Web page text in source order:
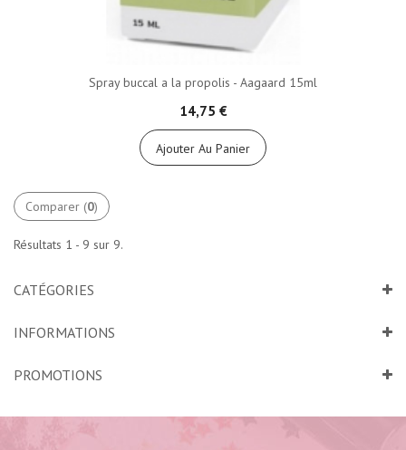
Spray buccal a la propolis - Aagaard 15ml
14,75 €
Ajouter Au Panier
Comparer (0)
Résultats 1 - 9 sur 9.
CATÉGORIES
INFORMATIONS
PROMOTIONS